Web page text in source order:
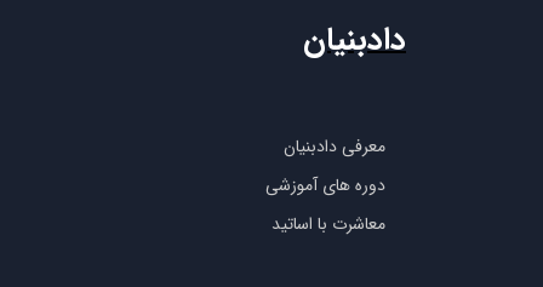
معرفی دادبنیان
دوره های آموزشی
معاشرت با اساتید
دادبنیان